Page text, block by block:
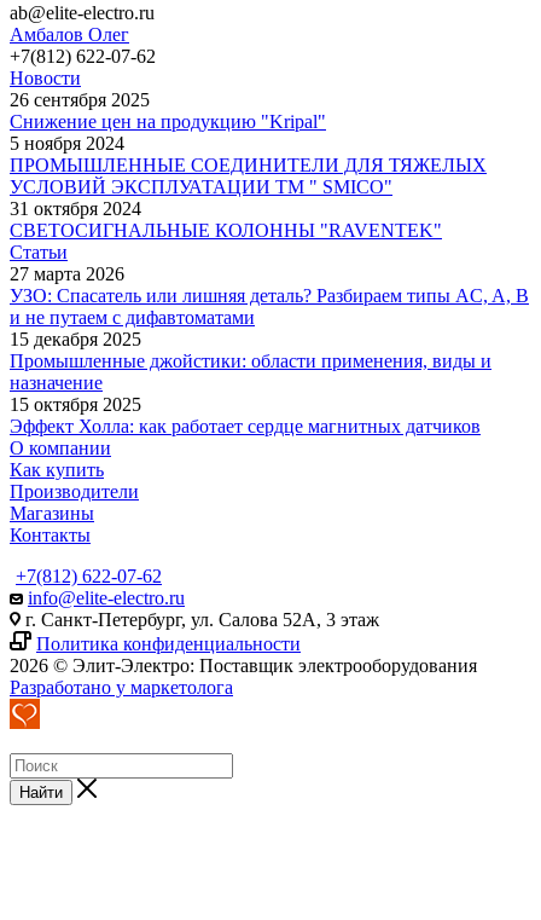
ab@elite-electro.ru
Амбалов Олег
+7(812) 622-07-62
Новости
26 сентября 2025
Снижение цен на продукцию "Kripal"
5 ноября 2024
ПРОМЫШЛЕННЫЕ СОЕДИНИТЕЛИ ДЛЯ ТЯЖЕЛЫХ
УСЛОВИЙ ЭКСПЛУАТАЦИИ TM " SMICO"
31 октября 2024
СВЕТОСИГНАЛЬНЫЕ КОЛОННЫ "RAVENTEK"
Статьи
27 марта 2026
УЗО: Спасатель или лишняя деталь? Разбираем типы AC, A, B
и не путаем с дифавтоматами
15 декабря 2025
Промышленные джойстики: области применения, виды и
назначение
15 октября 2025
Эффект Холла: как работает сердце магнитных датчиков
О компании
Как купить
Производители
Магазины
Контакты
+7(812) 622-07-62
info@elite-electro.ru
г. Санкт-Петербург, ул. Салова 52А, 3 этаж
Политика конфиденциальности
2026 © Элит-Электро: Поставщик электрооборудования
Разработано у маркетолога
Найти